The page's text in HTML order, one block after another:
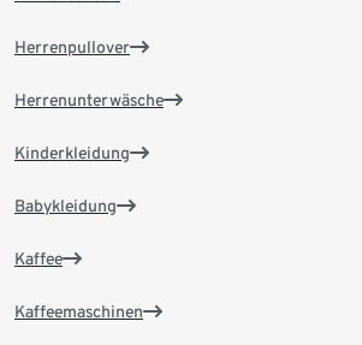
Herrenpullover
Herrenunterwäsche
Kinderkleidung
Babykleidung
Kaffee
Kaffeemaschinen